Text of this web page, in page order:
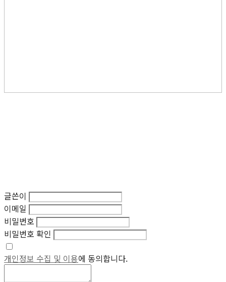
글쓴이
이메일
비밀번호
비밀번호 확인
개인정보 수집 및 이용에 동의합니다.